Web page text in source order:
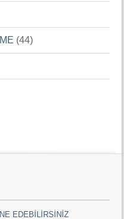
(44)
EDEBİLİRSİNİZ